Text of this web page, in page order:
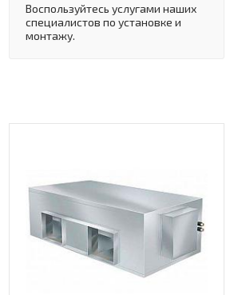
Воспользуйтесь услугами наших
специалистов по установке и
монтажу.